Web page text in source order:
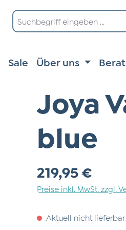
Sale Über uns
Joya
blue
Regulärer Preis:
219,95 €
Preise inkl. MwSt. zzgl.
Aktuell nicht lieferbar